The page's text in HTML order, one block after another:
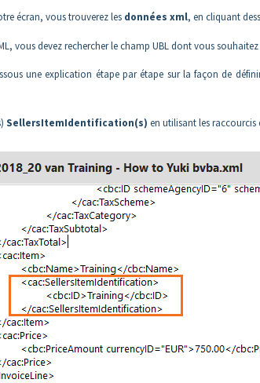
écran, vous trouverez les données xml, en cliquant
vous devez rechercher le champ UBL dont vous
une explication étape par étape sur la façon de
SellersItemIdentification(s) en utilisant les